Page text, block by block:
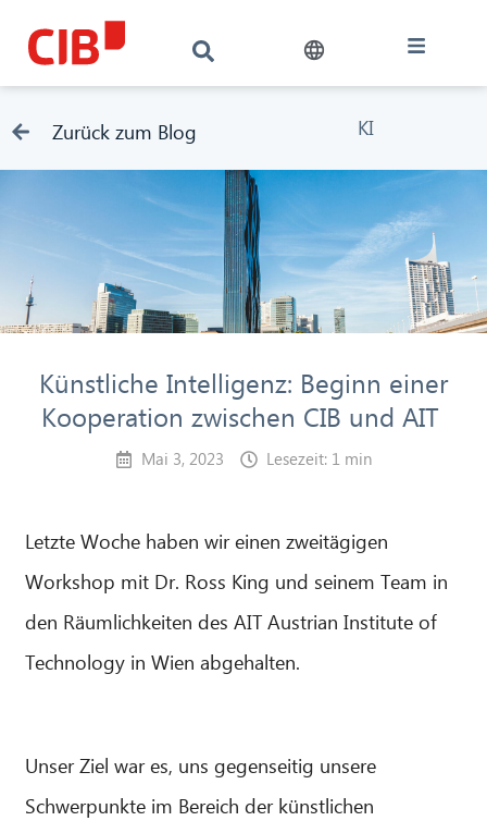
Zurück zum Blog KI
Künstliche Intelligenz: Beginn einer
Kooperation zwischen CIB und AIT
Mai 3, 2023 Lesezeit: 1 min
Letzte Woche haben wir einen zweitägigen
Workshop mit Dr. Ross King und seinem Team in
den Räumlichkeiten des AIT Austrian Institute of
Technology in Wien abgehalten.
Unser Ziel war es, uns gegenseitig unsere
Schwerpunkte im Bereich der künstlichen